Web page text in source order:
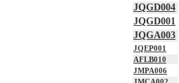
JQGD004
JQGD001
JQGA003
JQEP001
AFLB010
JMPA006